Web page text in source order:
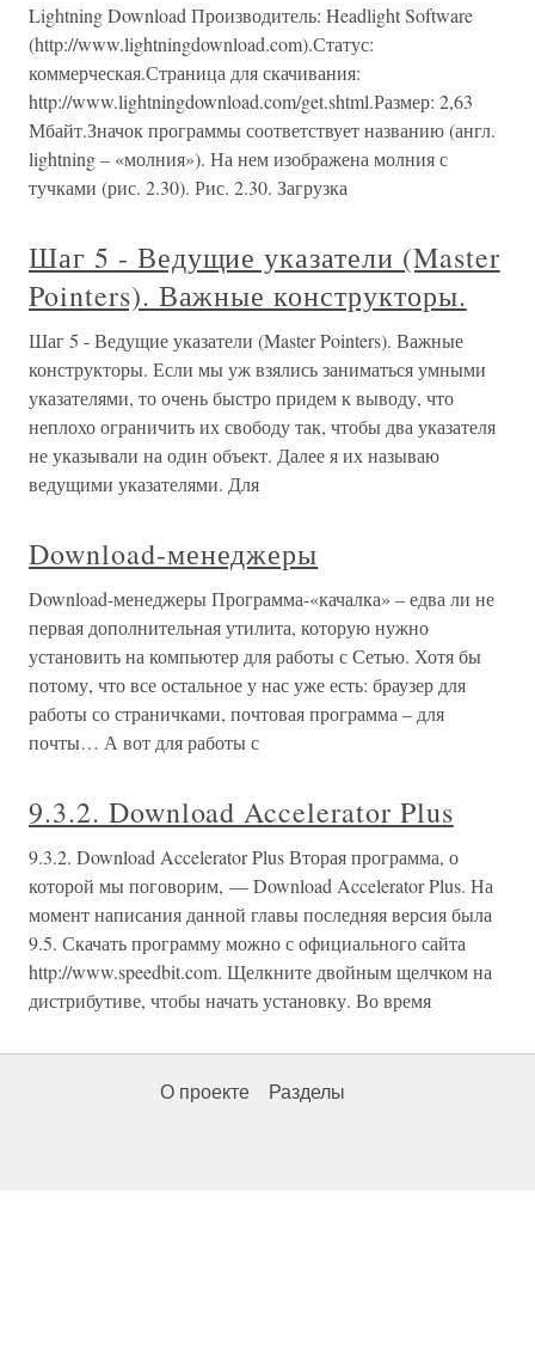
Lightning Download Производитель: Headlight Software
(http://www.lightningdownload.com).Статус:
коммерческая.Страница для скачивания:
http://www.lightningdownload.com/get.shtml.Размер: 2,63
Мбайт.Значок программы соответствует названию (англ.
lightning – «молния»). На нем изображена молния с
тучками (рис. 2.30). Рис. 2.30. Загрузка
Шаг 5 - Ведущие указатели (Master
Pointers). Важные конструкторы.
Шаг 5 - Ведущие указатели (Master Pointers). Важные
конструкторы. Если мы уж взялись заниматься умными
указателями, то очень быстро придем к выводу, что
неплохо ограничить их свободу так, чтобы два указателя
не указывали на один объект. Далее я их называю
ведущими указателями. Для
Download-менеджеры
Download-менеджеры Программа-«качалка» – едва ли не
первая дополнительная утилита, которую нужно
установить на компьютер для работы с Сетью. Хотя бы
потому, что все остальное у нас уже есть: браузер для
работы со страничками, почтовая программа – для
почты… А вот для работы с
9.3.2. Download Accelerator Plus
9.3.2. Download Accelerator Plus Вторая программа, о
которой мы поговорим, — Download Accelerator Plus. На
момент написания данной главы последняя версия была
9.5. Скачать программу можно с официального сайта
http://www.speedbit.com. Щелкните двойным щелчком на
дистрибутиве, чтобы начать установку. Во время
О проекте Разделы